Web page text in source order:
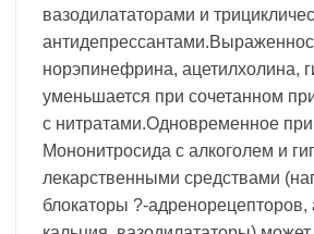
вазодилататорами и
норэпинефрина, ацетилхолина,
уменьшается при сочетанном
с нитратами.Одновременное
Мононитросида с алкоголем и
лекарственными средствами
блокаторы ?-адренорецепторов,